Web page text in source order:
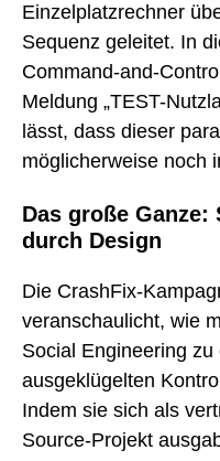
Einzelplatzrechner
Sequenz geleitet. In
Command-and-
Meldung „TEST-
lässt, dass dieser
möglicherweise noch
Das große
durch Design
Die CrashFix-
veranschaulicht, wie
Social Engineering
ausgeklügelten
Indem sie sich als
Source-Projekt